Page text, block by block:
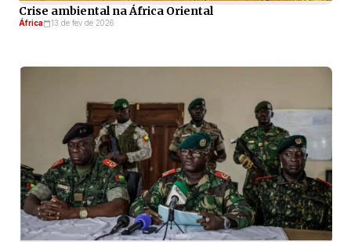
Crise ambiental na África Oriental
África 13 de fev de 2026